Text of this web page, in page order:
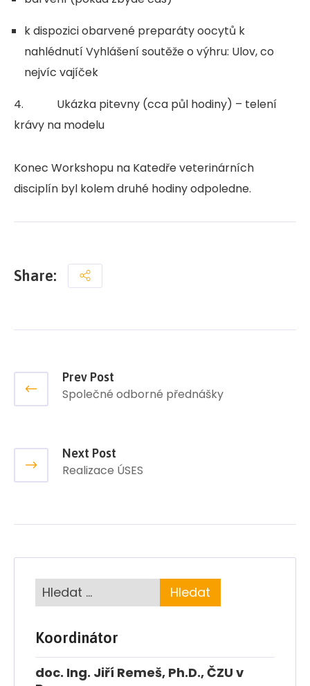
k dispozici obarvené preparáty oocytů k
nahlédnutí Vyhlášení soutěže o výhru: Ulov, co
nejvíc vajíček
4. Ukázka pitevny (cca půl hodiny) – telení
krávy na modelu
Konec Workshopu na Katedře veterinárních
disciplín byl kolem druhé hodiny odpoledne.
Share:
Prev Post
Společné odborné přednášky
Next Post
Realizace ÚSES
Koordinátor
doc. Ing. Jiří Remeš, Ph.D., ČZU v